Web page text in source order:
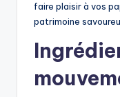
faire plaisir à vos
patrimoine